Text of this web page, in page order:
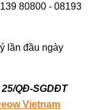
80800 - 08193
lần đầu ngày
QĐ-SGDĐT
Vietnam